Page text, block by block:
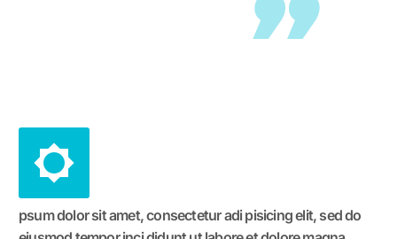
psum dolor sit amet, consectetur adi pisicing elit, sed do